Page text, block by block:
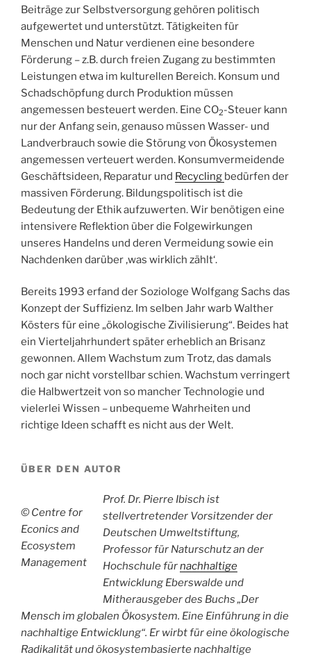
Beiträge zur Selbstversorgung gehören politisch
aufgewertet und unterstützt. Tätigkeiten für
Menschen und Natur verdienen eine besondere
Förderung – z.B. durch freien Zugang zu bestimmten
Leistungen etwa im kulturellen Bereich. Konsum und
Schadschöpfung durch Produktion müssen
angemessen besteuert werden. Eine CO2-Steuer kann
nur der Anfang sein, genauso müssen Wasser- und
Landverbrauch sowie die Störung von Ökosystemen
angemessen verteuert werden. Konsumvermeidende
Geschäftsideen, Reparatur und Recycling bedürfen der
massiven Förderung. Bildungspolitisch ist die
Bedeutung der Ethik aufzuwerten. Wir benötigen eine
intensivere Reflektion über die Folgewirkungen
unseres Handelns und deren Vermeidung sowie ein
Nachdenken darüber ‚was wirklich zählt‘.
Bereits 1993 erfand der Soziologe Wolfgang Sachs das
Konzept der Suffizienz. Im selben Jahr warb Walther
Kösters für eine „ökologische Zivilisierung“. Beides hat
ein Vierteljahrhundert später erheblich an Brisanz
gewonnen. Allem Wachstum zum Trotz, das damals
noch gar nicht vorstellbar schien. Wachstum verringert
die Halbwertzeit von so mancher Technologie und
vielerlei Wissen – unbequeme Wahrheiten und
richtige Ideen schafft es nicht aus der Welt.
ÜBER DEN AUTOR
© Centre for
Econics and
Ecosystem
Management
Prof. Dr. Pierre Ibisch ist
stellvertretender Vorsitzender der
Deutschen Umweltstiftung,
Professor für Naturschutz an der
Hochschule fürnachhaltige
Entwicklung Eberswalde und
Mitherausgeber des Buchs „Der
Mensch im globalen Ökosystem. Eine Einführung in die
nachhaltige Entwicklung“. Er wirbt für eine ökologische
Radikalität und ökosystembasierte nachhaltige